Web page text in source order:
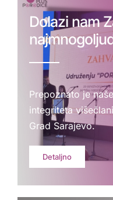
Dolazi nam
Prepoznato je
integriteta
Grad Sarajevo.
Detaljno